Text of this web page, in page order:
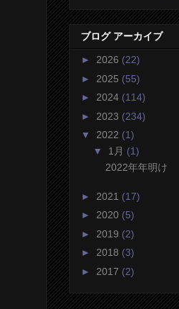
ブログ アーカイブ
► 2026 (22)
► 2025 (55)
► 2024 (114)
► 2023 (234)
▼ 2022 (1)
▼ 1月 (1)
2022年年明け
► 2021 (17)
► 2020 (5)
► 2019 (2)
► 2018 (3)
► 2017 (2)